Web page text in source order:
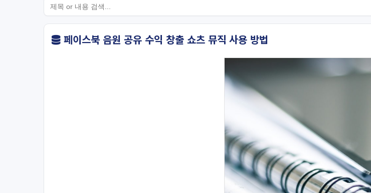
페이스북 음원 공유 수익 창출 쇼츠 뮤직 사용 방법